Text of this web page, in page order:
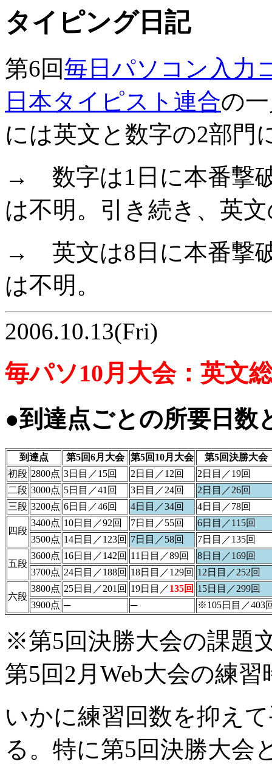
タイピング日記
第6回毎日パソコン入力
日本タイピスト連合の
には英文と数字の2部門
→ 数字は1日に本番撃
は不明。引き続き、英
→ 英文は8日に本番撃
は不明。
2006.10.13(Fri)
毎パソ10月大会：英文
●到達点ごとの所要日数
到達点 第5回6月大会 第5回10月大会
第5回決勝大会
初段 2800点 3日目／15回 2日目／12回
2日目／19回
二段 3000点 5日目／41回 3日目／24回
2日目／26回
三段 3200点 6日目／46回 4日目／34回 4日目／78回
四段
3400点 10日目／92回 7日目／55回
6日目／115回
3500点 14日目／123回 7日目／58回 7日目／135回
五段
3600点 16日目／142回 11日目／89回
8日目／169回
3700点 24日目／188回 18日目／129回 12日目／252回
六段
3800点 25日目／201回 19日目／135回 15日目／299回
3900点 ─ ─ ※105日目／403
※第5回決勝大会の課題
第5回2月Web大会の練習
いかに練習回数を抑え
る。特に第5回決勝大会